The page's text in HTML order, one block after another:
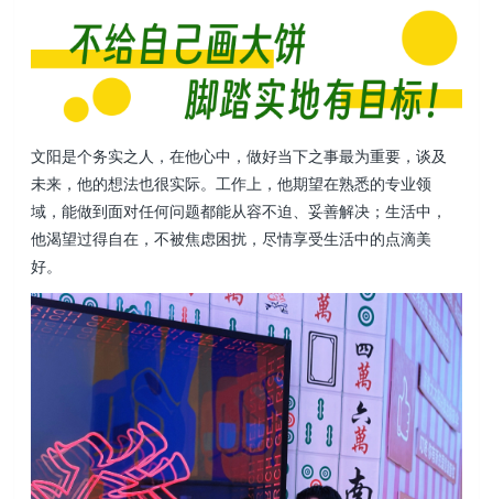
文阳是个务实之人，在他心中，做好当下之事最为重要，谈及
未来，他的想法也很实际。工作上，他期望在熟悉的专业领
域，能做到面对任何问题都能从容不迫、妥善解决；生活中，
他渴望过得自在，不被焦虑困扰，尽情享受生活中的点滴美
好。